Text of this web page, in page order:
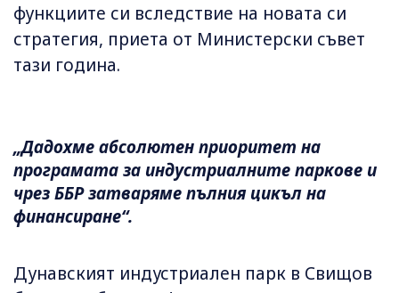
функциите си вследствие на новата си
стратегия, приета от Министерски съвет
тази година.
„Дадохме абсолютен приоритет на
програмата за индустриалните паркове и
чрез ББР затваряме пълния цикъл на
финансиране“.
Дунавският индустриален парк в Свищов